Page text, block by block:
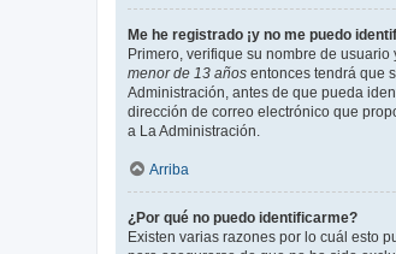
Me he registrado ¡y no me puedo
Primero, verifique su nombre de
menor de 13 años entonces tendrá que
Administración, antes de que pueda
dirección de correo electrónico que
a La Administración.
Arriba
¿Por qué no puedo identificarme?
Existen varias razones por lo cuál esto